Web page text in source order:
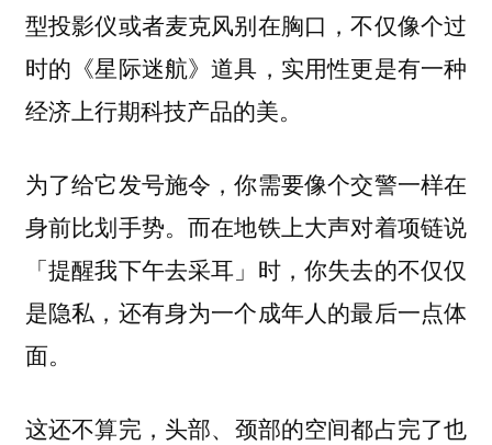
型投影仪或者麦克风别在胸口，不仅像个过
时的《星际迷航》道具， 实用性更是有一种
经济上行期科技产品的美。
为了给它发号施令，你需要像个交警一样在
身前比划手势。而在地铁上大声对着项链说
「提醒我下午去采耳」时，你失去的不仅仅
是隐私，还有身为一个成年人的最后一点体
面。
这还不算完， 头部、颈部的空间都占完了也